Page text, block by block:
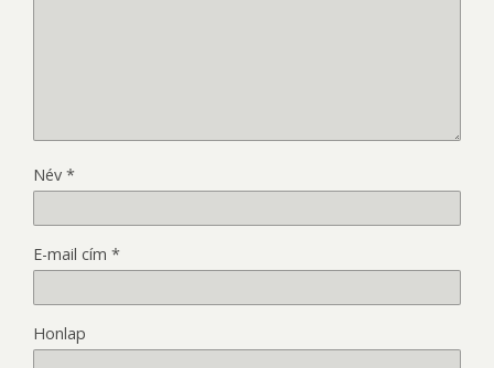
Név *
E-mail cím *
Honlap